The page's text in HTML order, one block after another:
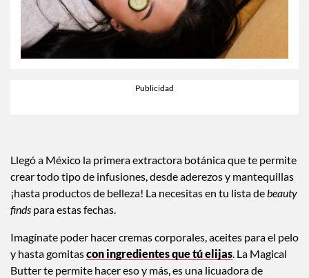
Llegó a México la primera extractora botánica que te permite
crear todo tipo de infusiones, desde aderezos y mantequillas
¡hasta productos de belleza! La necesitas en tu lista debeauty
finds para estas fechas.
Imagínate poder hacer cremas corporales, aceites para el pelo
y hasta gomitascon ingredientes que tú elijas. La Magical
Butter te permite hacer eso y más, es una licuadora de